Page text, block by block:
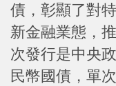
債，彰顯了對
新金融業態，
次發行是中央
民幣國債，單